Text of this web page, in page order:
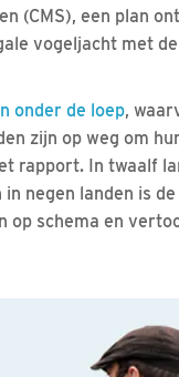
(CMS), een plan
vogeljacht met
onder de loep,
zijn op weg om
rapport. In twaalf
negen landen is
op schema en